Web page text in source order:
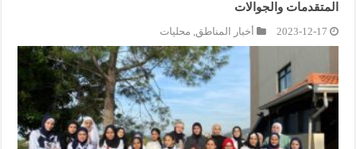
المتقدمات والجوالات
2023-12-17 أخبار المناطق, محليات